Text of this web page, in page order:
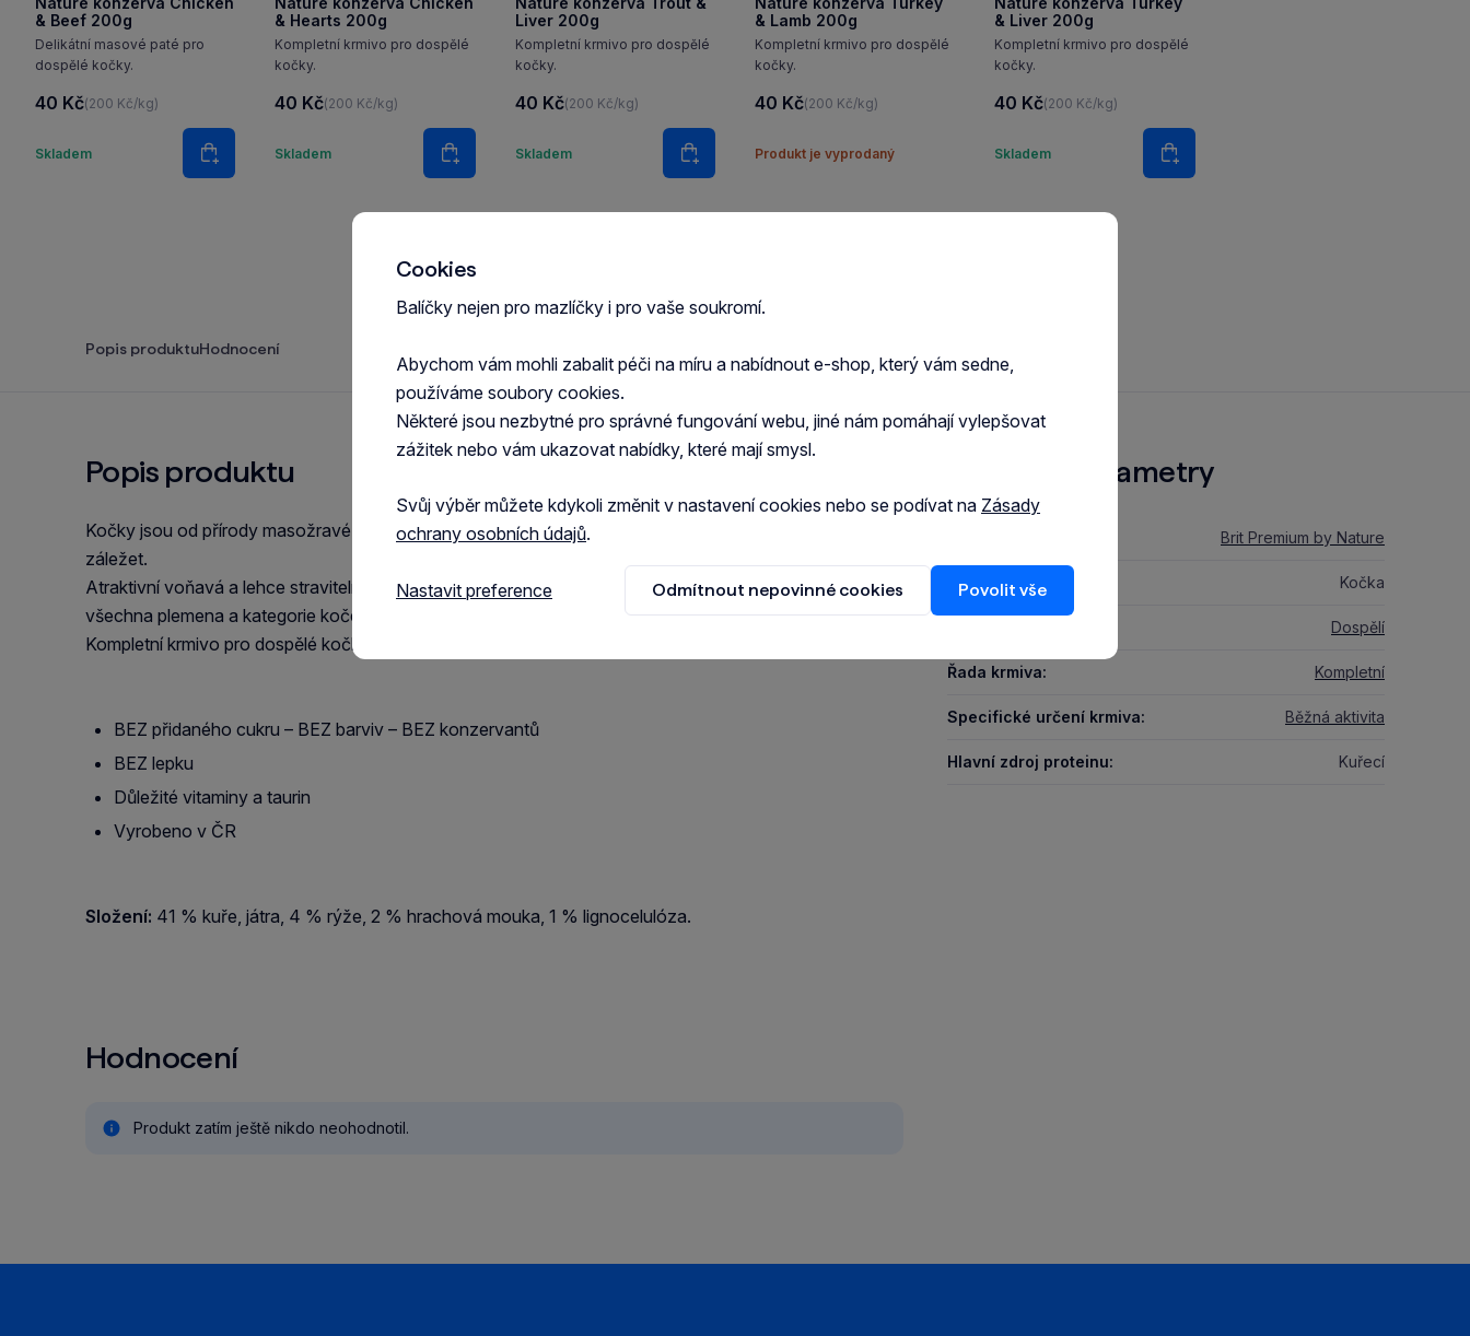
& Beef 200g
Delikátní masové paté pro
dospělé kočky.
40 Kč(200 Kč/kg)
Skladem
Množství
Do košíku
& Hearts 200g
Kompletní krmivo pro dospělé
kočky.
40 Kč(200 Kč/kg)
Skladem
Množství
Do košíku
Liver 200g
Kompletní krmivo pro dospělé
kočky.
40 Kč(200 Kč/kg)
Skladem
Množství
Do košíku
& Lamb 200g
Kompletní krmivo pro dospělé
kočky.
40 Kč(200 Kč/kg)
Produkt je vyprodaný
& Liver 200g
Kompletní krmivo pro dospělé
kočky.
40 Kč(200 Kč/kg)
Skladem
Množství
Do košíku
Popis produktuHodnocení
Popis produktu
Kočky jsou od přírody masožravé a náročné na rozmanitou stravu. Na jejich jídelníčku je třeba si dát
záležet.
Atraktivní voňavá a lehce stravitelná dobrota nebo příloha ke granulím pomůže doplnit tekutiny a potěší
všechna plemena a kategorie koček.
Kompletní krmivo pro dospělé kočky.
BEZ přidaného cukru – BEZ barviv – BEZ konzervantů
BEZ lepku
Důležité vitaminy a taurin
Vyrobeno v ČR
Složení: 41 % kuře, játra, 4 % rýže, 2 % hrachová mouka, 1 % lignocelulóza.
Všechny parametry
Brit Premium by Nature
Druh zvířete: Kočka
Dospělí
Řada krmiva: Kompletní
Specifické určení krmiva: Běžná aktivita
Hlavní zdroj proteinu: Kuřecí
Hodnocení
Produkt zatím ještě nikdo neohodnotil.
Cookies
Balíčky nejen pro mazlíčky i pro vaše soukromí.
Abychom vám mohli zabalit péči na míru a nabídnout e-shop, který vám sedne,
používáme soubory cookies.
Některé jsou nezbytné pro správné fungování webu, jiné nám pomáhají vylepšovat
zážitek nebo vám ukazovat nabídky, které mají smysl.
Svůj výběr můžete kdykoli změnit v nastavení cookies nebo se podívat na Zásady
ochrany osobních údajů.
Nastavit preference Odmítnout nepovinné cookies Povolit vše